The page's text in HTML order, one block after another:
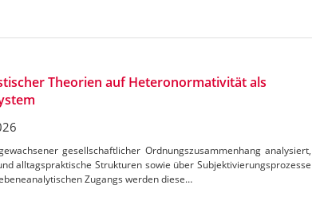
Theorien auf Heteronormativität als
gesellschaftlicher Ordnungszusammenhang analysiert,
alltagspraktische Strukturen sowie über Subjektivierungsprozesse
Zugangs werden diese…